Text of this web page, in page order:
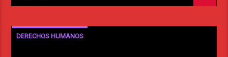
DERECHOS HUMANOS